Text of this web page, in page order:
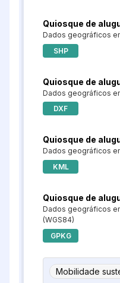
Quiosque de
Dados geográficos
SHP
Quiosque de
Dados geográficos
DXF
Quiosque de
Dados geográficos
KML
Quiosque de
Dados geográficos
(WGS84)
GPKG
Mobilidade